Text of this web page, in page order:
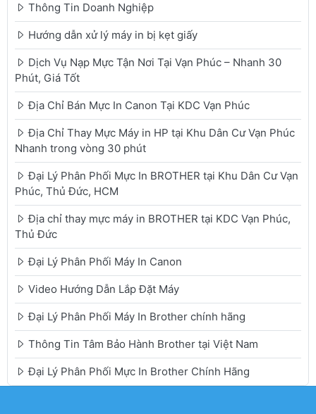
Thông Tin Doanh Nghiệp
Hướng dẫn xử lý máy in bị kẹt giấy
Dịch Vụ Nạp Mực Tận Nơi Tại Vạn Phúc – Nhanh 30
Phút, Giá Tốt
Địa Chỉ Bán Mực In Canon Tại KDC Vạn Phúc
Địa Chỉ Thay Mực Máy in HP tại Khu Dân Cư Vạn Phúc
Nhanh trong vòng 30 phút
Đại Lý Phân Phối Mực In BROTHER tại Khu Dân Cư Vạn
Phúc, Thủ Đức, HCM
Địa chỉ thay mực máy in BROTHER tại KDC Vạn Phúc,
Thủ Đức
Đại Lý Phân Phối Máy In Canon
Video Hướng Dẫn Lắp Đặt Máy
Đại Lý Phân Phối Máy In Brother chính hãng
Thông Tin Tâm Bảo Hành Brother tại Việt Nam
Đại Lý Phân Phối Mực In Brother Chính Hãng